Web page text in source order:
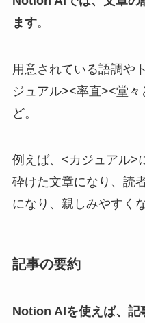
ます。
用意されている語調や
ジュアル><率直><堂
ど。
例えば、<カジュアル>
砕けた文章になり、読
になり、親しみやすく
記事の要約
Notion AIを使えば、記